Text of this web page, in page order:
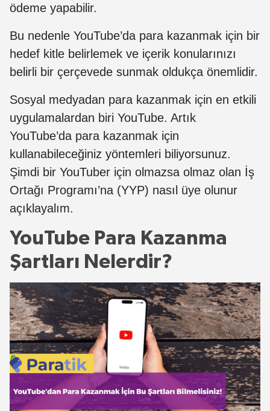
ödeme yapabilir.
Bu nedenle YouTube’da para kazanmak için bir
hedef kitle belirlemek ve içerik konularınızı
belirli bir çerçevede sunmak oldukça önemlidir.
Sosyal medyadan para kazanmak için en etkili
uygulamalardan biri YouTube. Artık
YouTube’da para kazanmak için
kullanabileceğiniz yöntemleri biliyorsunuz.
Şimdi bir YouTuber için olmazsa olmaz olan İş
Ortağı Programı’na (YYP) nasıl üye olunur
açıklayalım.
YouTube Para Kazanma
Şartları Nelerdir?